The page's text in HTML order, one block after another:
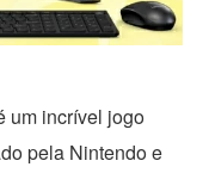
um incrível jogo
pela Nintendo e